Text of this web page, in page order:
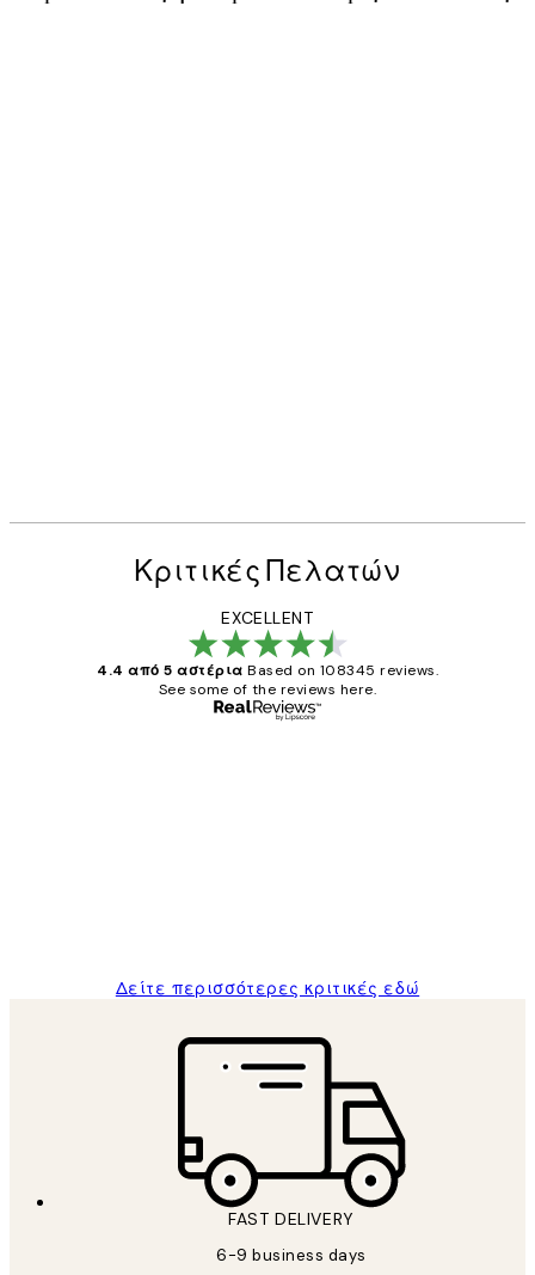
Κριτικές Πελατών
EXCELLENT
4.4 από 5 αστέρια Based on 108345 reviews.
See some of the reviews here.
Δείτε περισσότερες κριτικές εδώ
FAST DELIVERY
6-9 business days